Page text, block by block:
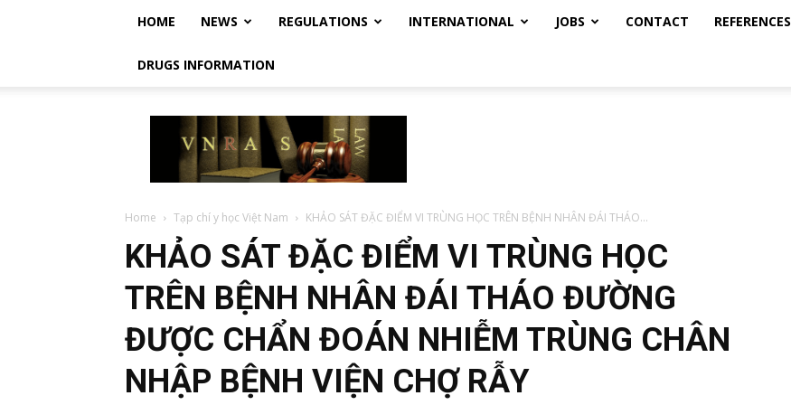
HOME NEWS REGULATIONS INTERNATIONAL JOBS CONTACT REFERENCES
DRUGS INFORMATION
Vietnam
Regulatory
Affairs
Society
Luật
Việt
Nam
Home Tạp chí y học Việt Nam KHẢO SÁT ĐẶC ĐIỂM VI TRÙNG HỌC TRÊN BỆNH NHÂN ĐÁI THÁO...
KHẢO SÁT ĐẶC ĐIỂM VI TRÙNG HỌC
TRÊN BỆNH NHÂN ĐÁI THÁO ĐƯỜNG
ĐƯỢC CHẨN ĐOÁN NHIỄM TRÙNG CHÂN
NHẬP BỆNH VIỆN CHỢ RẪY